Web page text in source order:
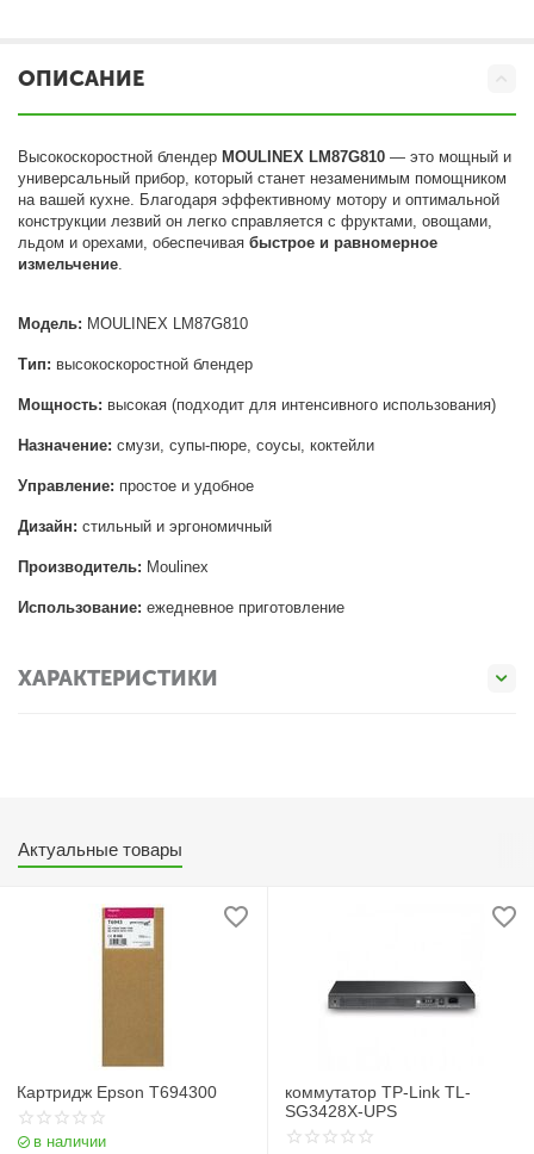
ОПИСАНИЕ
Высокоскоростной блендер MOULINEX LM87G810 — это мощный и
универсальный прибор, который станет незаменимым помощником
на вашей кухне. Благодаря эффективному мотору и оптимальной
конструкции лезвий он легко справляется с фруктами, овощами,
льдом и орехами, обеспечиваябыстрое и равномерное
измельчение.
Модель: MOULINEX LM87G810
Тип: высокоскоростной блендер
Мощность: высокая (подходит для интенсивного использования)
Назначение: смузи, супы-пюре, соусы, коктейли
Управление: простое и удобное
Дизайн: стильный и эргономичный
Производитель: Moulinex
Использование: ежедневное приготовление
ХАРАКТЕРИСТИКИ
Актуальные товары
Картридж Epson T694300
в наличии
коммутатор TP-Link TL-
SG3428X-UPS